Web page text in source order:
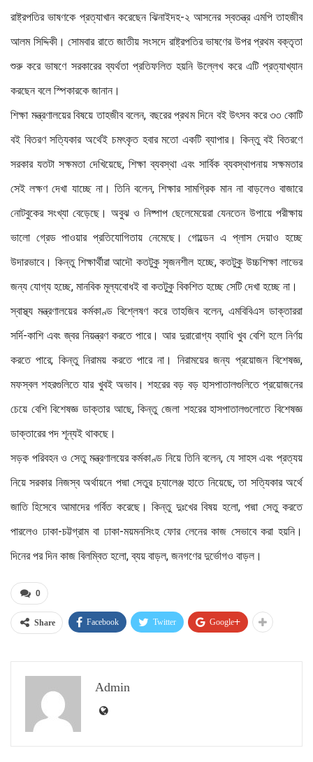
রাষ্ট্রপতির ভাষণকে প্রত্যাখান করেছেন ঝিনাইদহ-২ আসনের স্বতন্ত্র এমপি তাহজীব
আলম সিদ্দিকী। সোমবার রাতে জাতীয় সংসদে রাষ্ট্রপতির ভাষণের উপর প্রথম বক্তৃতা
শুরু করে ভাষণে সরকারের ব্যর্থতা প্রতিফলিত হয়নি উল্লেখ করে এটি প্রত্যাখ্যান
করছেন বলে স্পিকারকে জানান।
শিক্ষা মন্ত্রণালয়ের বিষয়ে তাহজীব বলেন, বছরের প্রথম দিনে বই উৎসব করে ৩৩ কোটি
বই বিতরণ সত্যিকার অর্থেই চমৎকৃত হবার মতো একটি ব্যাপার। কিন্তু বই বিতরণে
সরকার যতটা সক্ষমতা দেখিয়েছে, শিক্ষা ব্যবস্থা এবং সার্বিক ব্যবস্থাপনায় সক্ষমতার
সেই লক্ষণ দেখা যাচ্ছে না। তিনি বলেন, শিক্ষার সামগ্রিক মান না বাড়লেও বাজারে
নোটবুকের সংখ্যা বেড়েছে। অবুঝ ও নিষ্পাপ ছেলেমেয়েরা যেনতেন উপায়ে পরীক্ষায়
ভালো গ্রেড পাওয়ার প্রতিযোগিতায় নেমেছে। গোল্ডেন এ প্লাস দেয়াও হচ্ছে
উদারভাবে। কিন্তু শিক্ষার্থীরা আদৌ কতটুকু সৃজনশীল হচ্ছে, কতটুকু উচ্চশিক্ষা লাভের
জন্য যোগ্য হচ্ছে, মানবিক মূল্যবোধই বা কতটুকু বিকশিত হচ্ছে সেটি দেখা হচ্ছে না।
স্বাস্থ্য মন্ত্রণালয়ের কর্মকাণ্ড বিশ্লেষণ করে তাহজিব বলেন, এমবিবিএস ডাক্তাররা
সর্দি-কাশি এবং জ্বর নিয়ন্ত্রণ করতে পারে। আর দুরারোগ্য ব্যাধি খুব বেশি হলে নির্ণয়
করতে পারে; কিন্তু নিরাময় করতে পারে না। নিরাময়ের জন্য প্রয়োজন বিশেষজ্ঞ,
মফস্বল শহরগুলিতে যার খুবই অভাব। শহরের বড় বড় হাসপাতালগুলিতে প্রয়োজনের
চেয়ে বেশি বিশেষজ্ঞ ডাক্তার আছে, কিন্তু জেলা শহরের হাসপাতালগুলোতে বিশেষজ্ঞ
ডাক্তারের পদ শূন্যই থাকছে।
সড়ক পরিবহন ও সেতু মন্ত্রণালয়ের কর্মকাণ্ড নিয়ে তিনি বলেন, যে সাহস এবং প্রত্যয়
নিয়ে সরকার নিজস্ব অর্থায়নে পদ্মা সেতুর চ্যালেঞ্জ হাতে নিয়েছে, তা সত্যিকার অর্থে
জাতি হিসেবে আমাদের গর্বিত করেছে। কিন্তু দুঃখের বিষয় হলো, পদ্মা সেতু করতে
পারলেও ঢাকা-চট্টগ্রাম বা ঢাকা-ময়মনসিংহ ফোর লেনের কাজ সেভাবে করা হয়নি।
দিনের পর দিন কাজ বিলম্বিত হলো, ব্যয় বাড়ল, জনগণের দুর্ভোগও বাড়ল।
0
Share Facebook Twitter Google+
Admin